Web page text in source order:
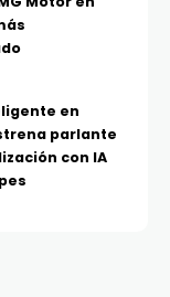
en
parlante
con IA